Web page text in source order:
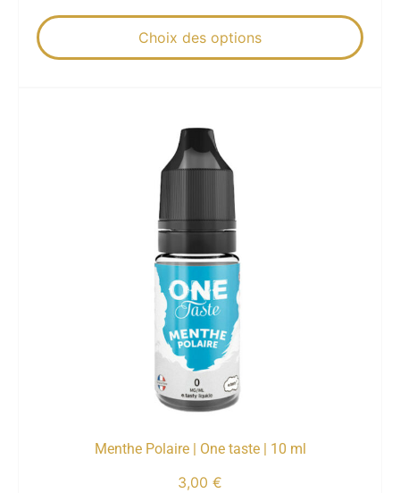
Choix des options
Menthe Polaire | One taste | 10 ml
3,00 €